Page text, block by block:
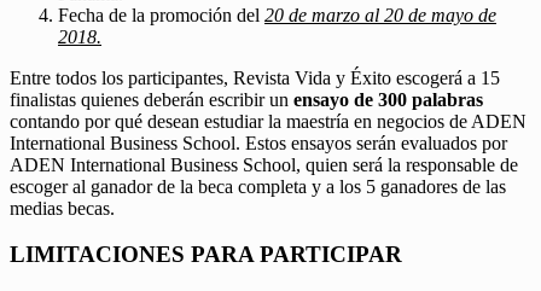
Fecha de la promoción del 20 de marzo al 20 de mayo de
2018.
Entre todos los participantes, Revista Vida y Éxito escogerá a 15
finalistas quienes deberán escribir un ensayo de 300 palabras
contando por qué desean estudiar la maestría en negocios de ADEN
International Business School. Estos ensayos serán evaluados por
ADEN International Business School, quien será la responsable de
escoger al ganador de la beca completa y a los 5 ganadores de las
medias becas.
LIMITACIONES PARA PARTICIPAR